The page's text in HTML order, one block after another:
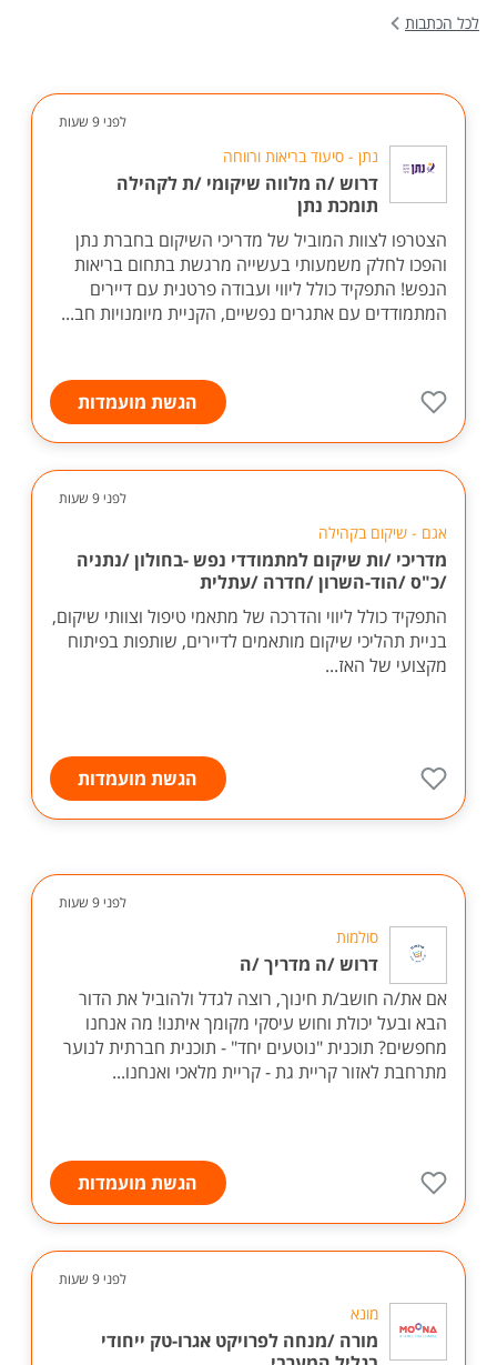
לכל הכתבות
לפני 9 שעות
נתן - סיעוד בריאות ורווחה
דרוש /ה מלווה שיקומי /ת לקהילה
תומכת נתן
הצטרפו לצוות המוביל של מדריכי השיקום בחברת נתן
והפכו לחלק משמעותי בעשייה מרגשת בתחום בריאות
הנפש! התפקיד כולל ליווי ועבודה פרטנית עם דיירים
המתמודדים עם אתגרים נפשיים, הקניית מיומנויות חב...
הגשת מועמדות
לפני 9 שעות
אגם - שיקום בקהילה
מדריכי /ות שיקום למתמודדי נפש -בחולון /נתניה
/כ"ס /הוד-השרון /חדרה /עתלית
התפקיד כולל ליווי והדרכה של מתאמי טיפול וצוותי שיקום,
בניית תהליכי שיקום מותאמים לדיירים, שותפות בפיתוח
מקצועי של האז...
הגשת מועמדות
לפני 9 שעות
סולמות
דרוש /ה מדריך /ה
אם את/ה חושב/ת חינוך, רוצה לגדל ולהוביל את הדור
הבא ובעל יכולת וחוש עיסקי מקומך איתנו! מה אנחנו
מחפשים? תוכנית "נוטעים יחד" - תוכנית חברתית לנוער
מתרחבת לאזור קריית גת - קריית מלאכי ואנחנו...
הגשת מועמדות
לפני 9 שעות
מונא
מורה /מנחה לפרויקט אגרו-טק ייחודי